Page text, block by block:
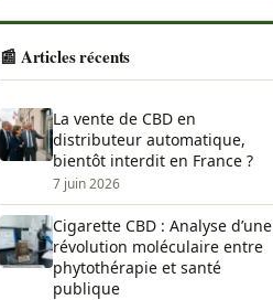
📰 Articles récents
La vente de CBD en
distributeur automatique,
bientôt interdit en France ?
7 juin 2026
Cigarette CBD : Analyse d’une
révolution moléculaire entre
phytothérapie et santé
publique